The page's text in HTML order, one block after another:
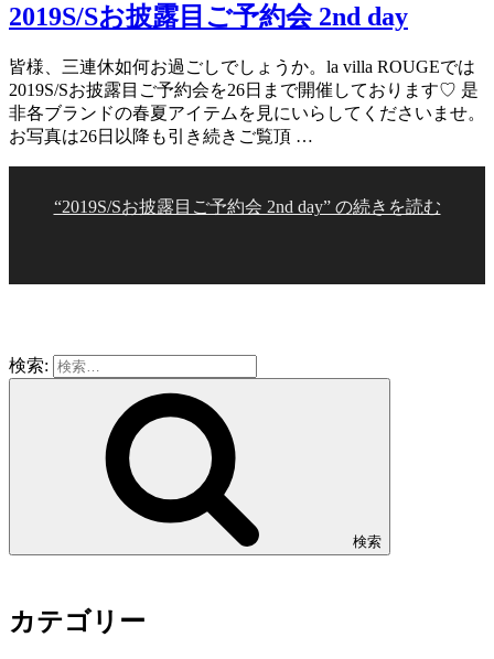
2019S/Sお披露目ご予約会 2nd day
皆様、三連休如何お過ごしでしょうか。la villa ROUGEでは
2019S/Sお披露目ご予約会を26日まで開催しております♡ 是
非各ブランドの春夏アイテムを見にいらしてくださいませ。
お写真は26日以降も引き続きご覧頂 …
“2019S/Sお披露目ご予約会 2nd day” の続きを読む
検索:
検索
カテゴリー